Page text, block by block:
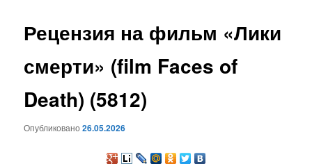
основному
Рецензия на фильм «Лики
смерти» (film Faces of
Death) (5812)
Опубликовано26.05.2026